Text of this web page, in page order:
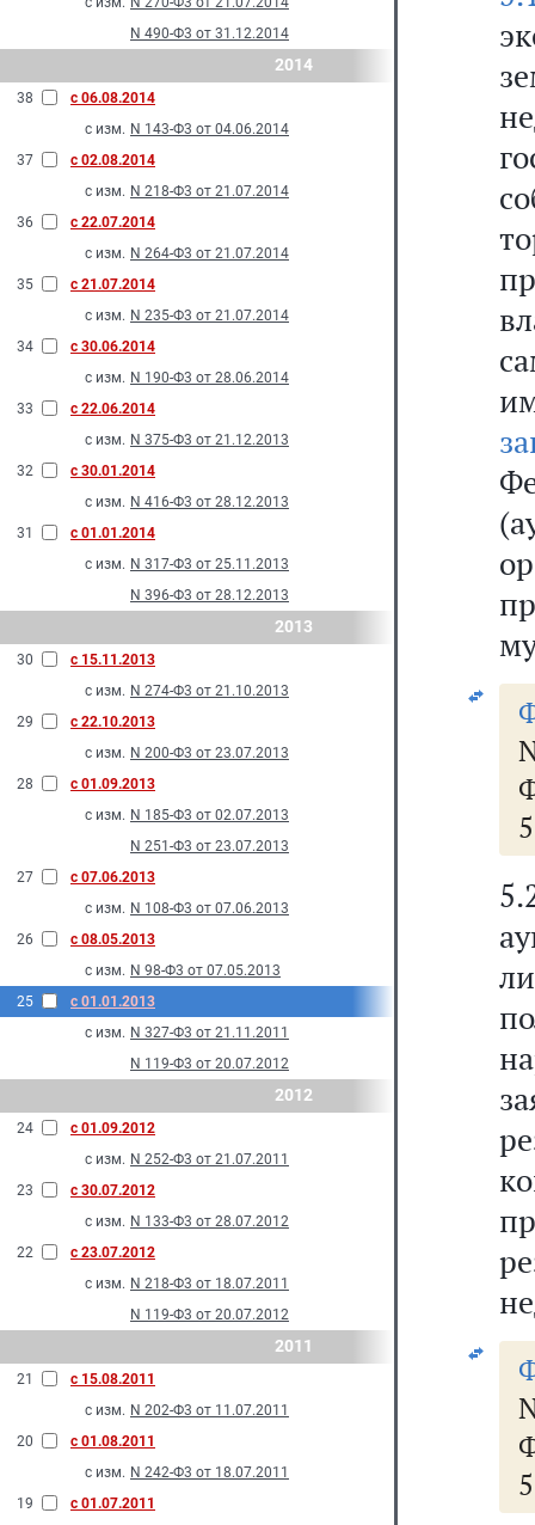
N 490-Ф3 от 31.12.2014
2014
38
с 06.08.2014
с изм. N 143-Ф3 от 04.06.2014
37
с 02.08.2014
с изм. N 218-Ф3 от 21.07.2014
36
с 22.07.2014
с изм. N 264-Ф3 от 21.07.2014
35
с 21.07.2014
с изм. N 235-Ф3 от 21.07.2014
34
с 30.06.2014
с изм. N 190-Ф3 от 28.06.2014
33
с 22.06.2014
с изм. N 375-Ф3 от 21.12.2013
32
с 30.01.2014
с изм. N 416-Ф3 от 28.12.2013
31
с 01.01.2014
с изм. N 317-Ф3 от 25.11.2013
N 396-Ф3 от 28.12.2013
2013
30
с 15.11.2013
с изм. N 274-Ф3 от 21.10.2013
29
с 22.10.2013
с изм. N 200-Ф3 от 23.07.2013
28
с 01.09.2013
с изм. N 185-Ф3 от 02.07.2013
N 251-Ф3 от 23.07.2013
27
с 07.06.2013
с изм. N 108-Ф3 от 07.06.2013
26
с 08.05.2013
с изм. N 98-Ф3 от 07.05.2013
25
с 01.01.2013
с изм. N 327-Ф3 от 21.11.2011
N 119-Ф3 от 20.07.2012
2012
24
с 01.09.2012
с изм. N 252-Ф3 от 21.07.2011
23
с 30.07.2012
с изм. N 133-Ф3 от 28.07.2012
22
с 23.07.2012
с изм. N 218-Ф3 от 18.07.2011
N 119-Ф3 от 20.07.2012
2011
21
с 15.08.2011
с изм. N 202-Ф3 от 11.07.2011
20
с 01.08.2011
с изм. N 242-Ф3 от 18.07.2011
19
с 01.07.2011